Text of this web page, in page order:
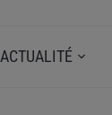
ACTUALITÉ